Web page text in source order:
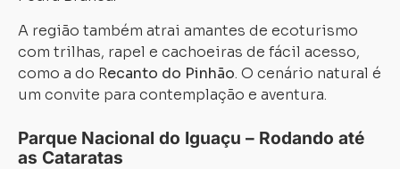
A região também atrai amantes de ecoturismo
com trilhas, rapel e cachoeiras de fácil acesso,
como a do Recanto do Pinhão. O cenário natural é
um convite para contemplação e aventura.
Parque Nacional do Iguaçu – Rodando até
as Cataratas